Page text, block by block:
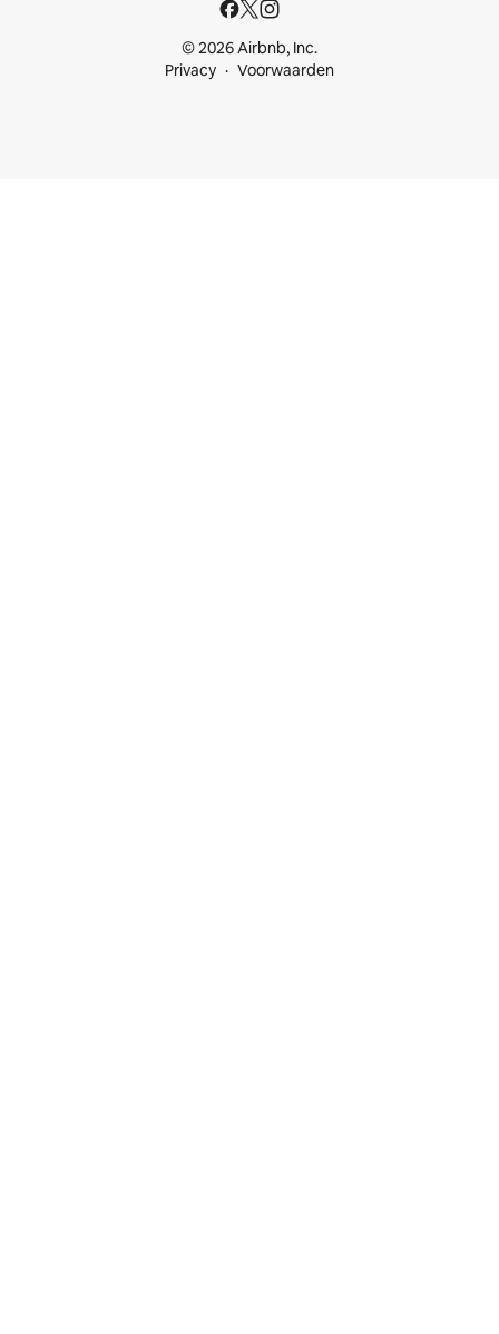
© 2026 Airbnb, Inc.
Privacy
Voorwaarden